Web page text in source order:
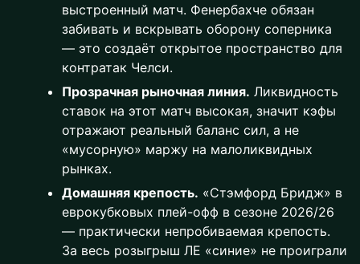
выстроенный матч. Фенербахче обязан
забивать и вскрывать оборону соперника
— это создаёт открытое пространство для
контратак Челси.
Прозрачная рыночная линия. Ликвидность
ставок на этот матч высокая, значит кэфы
отражают реальный баланс сил, а не
«мусорную» маржу на малоликвидных
рынках.
Домашняя крепость. «Стэмфорд Бридж» в
еврокубковых плей-офф в сезоне 2026/26
— практически непробиваемая крепость.
За весь розыгрыш ЛЕ «синие» не проиграли